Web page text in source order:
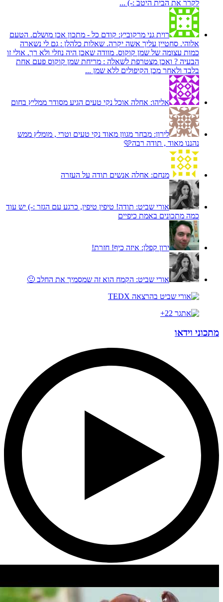
לקרר את הבית היטב :-) ...
רוית גני מרקוביץ: קודם כל - מתכון אכן מושלם. הטעם
אלוהי. סחטיין עליך אשה יקרה. שאלות כלהלן : גם לי נשארה
כמות עצומה של שמן קוקוס. מוודה שאכן היה נוזלי ולא רך. אולי זו
הבעיה ? ואכן מצטרפת לשאלה : מריחת שמן קוקוס פעם אחת
בלבד ולאחר מכן הקיפולים ללא שמן ...
אליהו: אחלה אוכל נקי טעים הגיע מסודר ממליץ בחום
לירון: מבחר מגוון מאוד נקי טעים וטרי , מומלץ ממש
נהננו מאוד , תודה רבה🩷
מנחם: אחלה אנשים תודה על העזרה
אורי שביט: תודה! טיפין טיפין, כרגע עם הגזר :-) יש עוד
כמה מתכונים באמת כיפיים
ירון קפלן: איזה כיף! חזרת!
אורי שביט: הקמח הוא זה שמסמיך את החלב 🙂
מתכוני וידאו